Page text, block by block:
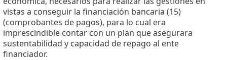
vistas a conseguir la financiación bancaria (15)
(comprobantes de pagos), para lo cual era
imprescindible contar con un plan que asegurara
sustentabilidad y capacidad de repago al ente
financiador.